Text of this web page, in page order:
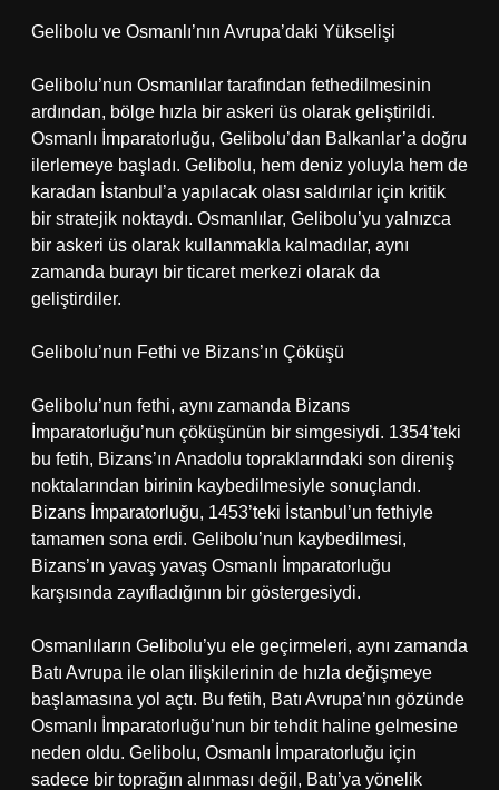
Gelibolu ve Osmanlı’nın Avrupa’daki Yükselişi
Gelibolu’nun Osmanlılar tarafından fethedilmesinin
ardından, bölge hızla bir askeri üs olarak geliştirildi.
Osmanlı İmparatorluğu, Gelibolu’dan Balkanlar’a doğru
ilerlemeye başladı. Gelibolu, hem deniz yoluyla hem de
karadan İstanbul’a yapılacak olası saldırılar için kritik
bir stratejik noktaydı. Osmanlılar, Gelibolu’yu yalnızca
bir askeri üs olarak kullanmakla kalmadılar, aynı
zamanda burayı bir ticaret merkezi olarak da
geliştirdiler.
Gelibolu’nun Fethi ve Bizans’ın Çöküşü
Gelibolu’nun fethi, aynı zamanda Bizans
İmparatorluğu’nun çöküşünün bir simgesiydi. 1354’teki
bu fetih, Bizans’ın Anadolu topraklarındaki son direniş
noktalarından birinin kaybedilmesiyle sonuçlandı.
Bizans İmparatorluğu, 1453’teki İstanbul’un fethiyle
tamamen sona erdi. Gelibolu’nun kaybedilmesi,
Bizans’ın yavaş yavaş Osmanlı İmparatorluğu
karşısında zayıfladığının bir göstergesiydi.
Osmanlıların Gelibolu’yu ele geçirmeleri, aynı zamanda
Batı Avrupa ile olan ilişkilerinin de hızla değişmeye
başlamasına yol açtı. Bu fetih, Batı Avrupa’nın gözünde
Osmanlı İmparatorluğu’nun bir tehdit haline gelmesine
neden oldu. Gelibolu, Osmanlı İmparatorluğu için
sadece bir toprağın alınması değil, Batı’ya yönelik